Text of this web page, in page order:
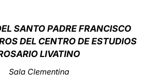
SANTO PADRE FRANCISCO
DEL CENTRO DE ESTUDIOS
LIVATINO
Sala Clementina